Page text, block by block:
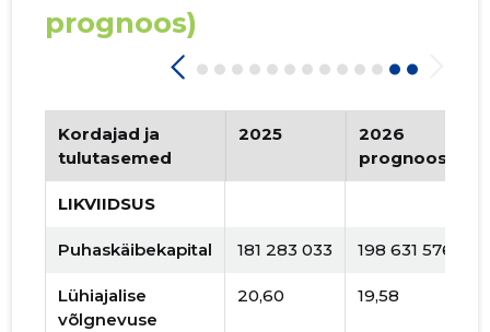
prognoos)
Kordajad ja
tulutasemed
2025
2026
prognoos
LIKVIIDSUS
Puhaskäibekapital 181 283 033 198 631 576
Lühiajalise
võlgnevuse
20,60 19,58